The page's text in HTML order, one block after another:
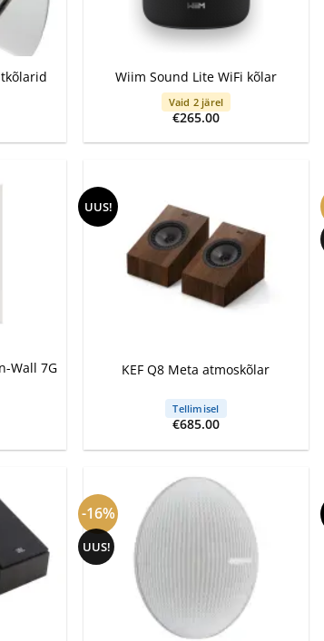
Wiim Sound Lite WiFi kõlar
Vaid 2 järel
€265.00
Wall 7G
UUS!
KEF Q8 Meta atmoskõlar
Tellimisel
€685.00
-16%
UUS!